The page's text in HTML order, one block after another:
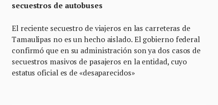
secuestros de autobuses
El reciente secuestro de viajeros en las carreteras de
Tamaulipas no es un hecho aislado. El gobierno federal
confirmó que en su administración son ya dos casos de
secuestros masivos de pasajeros en la entidad, cuyo
estatus oficial es de «desaparecidos»